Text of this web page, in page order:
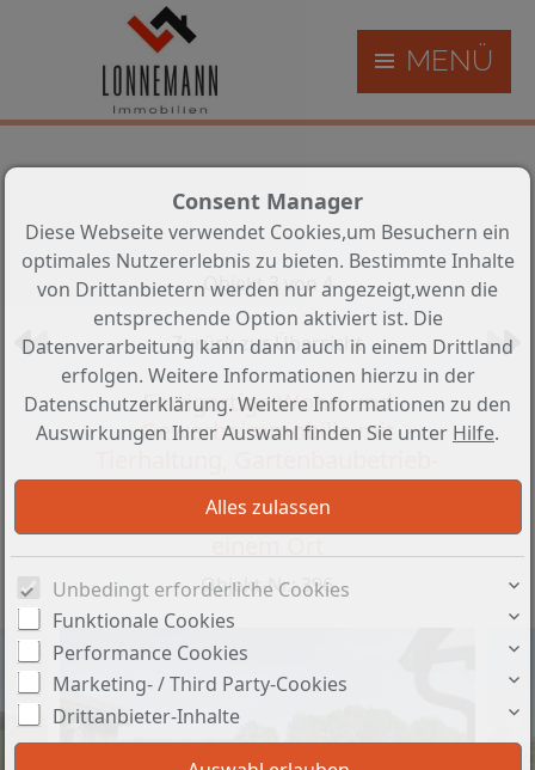
MENÜ
Objekt 3 von 4
Zurück zur Übersicht
Einzigartige Wohn-und
Gewerbeimmobilie mit
Handwerk in Klosterholte-
Wohnen,Arbeiten,Leben-alles an
Objekt-Nr.: 396
Consent Manager
Diese Webseite verwendet Cookies,um Besuchern ein
optimales Nutzererlebnis zu bieten. Bestimmte Inhalte
von Drittanbietern werden nur angezeigt,wenn die
entsprechende Option aktiviert ist. Die
Datenverarbeitung kann dann auch in einem Drittland
erfolgen. Weitere Informationen hierzu in der
Datenschutzerklärung. Weitere Informationen zu den
Auswirkungen Ihrer Auswahl finden Sie unter Hilfe.
Unbedingt erforderliche Cookies
Funktionale Cookies
Performance Cookies
Marketing- / Third Party-Cookies
Drittanbieter-Inhalte